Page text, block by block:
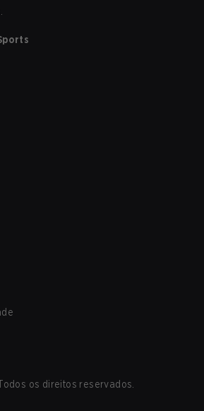
os direitos reservados.